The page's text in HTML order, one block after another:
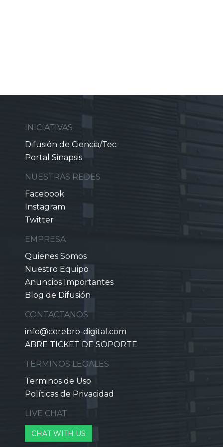
INICIATIVAS
Difusión de Ciencia/Tec
Portal Sinapsis
NUESTRAS REDES
Facebook
Instagram
Twitter
EMPRESA
Quienes Somos
Nuestro Equipo
Anuncios Importantes
Blog de Difusión
CONTACTANOS
info@cerebro-digital.com
ABRE TICKET DE SOPORTE
TERMINOS LEGALES
Terminos de Uso
Políticas de Privacidad
LIVE CHAT
CHAT WITH US